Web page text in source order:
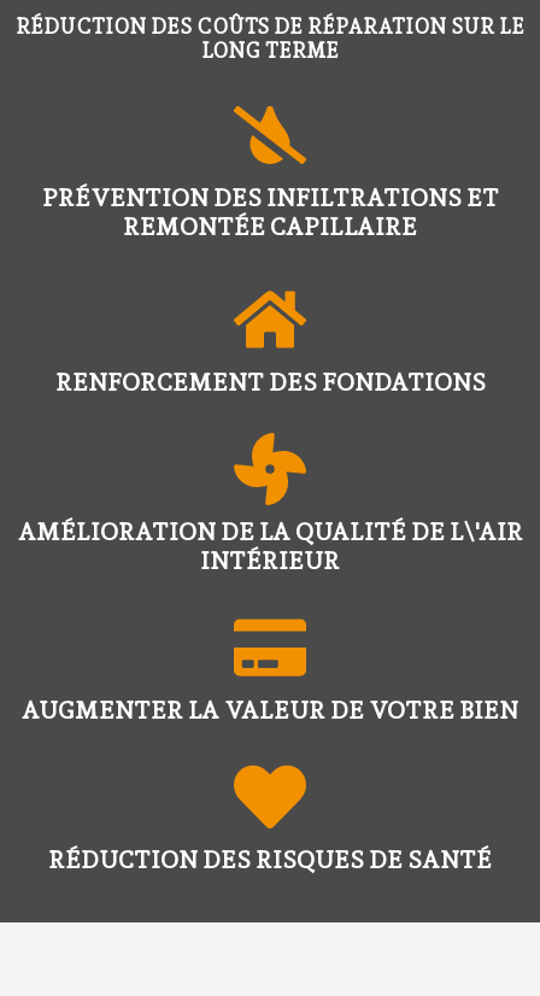
RÉDUCTION DES COÛTS DE RÉPARATION SUR LE
LONG TERME
PRÉVENTION DES INFILTRATIONS ET
REMONTÉE CAPILLAIRE
RENFORCEMENT DES FONDATIONS
AMÉLIORATION DE LA QUALITÉ DE L\'AIR
INTÉRIEUR
AUGMENTER LA VALEUR DE VOTRE BIEN
RÉDUCTION DES RISQUES DE SANTÉ